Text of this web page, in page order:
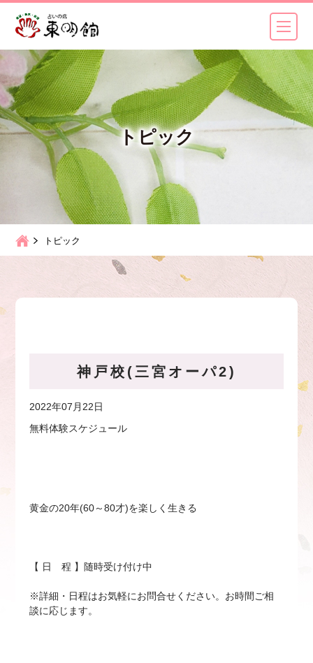
トピック
トピック
神戸校(三宮オーパ2)
2022年07月22日
無料体験スケジュール
黄金の20年(60～80才)を楽しく生きる
【 日 程 】随時受け付け中
※詳細・日程はお気軽にお問合せください。お時間ご相
談に応じます。